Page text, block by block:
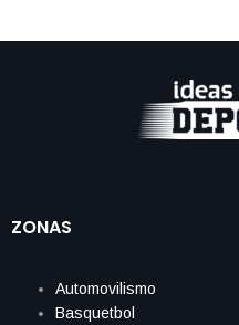
ZONAS
Automovilismo
Basquetbol